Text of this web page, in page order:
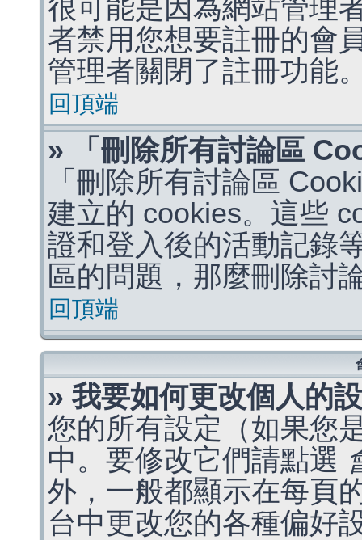
很可能是因為網站管理
者禁用您想要註冊的會
管理者關閉了註冊功能
回頂端
» 「刪除所有討論區
「刪除所有討論區
建立的 cookies。這些
證和登入後的活動記錄
區的問題，那麼刪除討
回頂端
» 我要如何更改個人的
您的所有設定（如果您
中。要修改它們請點選
外，一般都顯示在每頁
台中更改您的各種偏好